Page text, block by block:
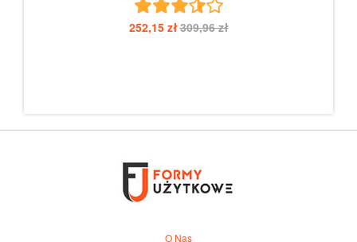
252,15 zł309,96 zł
O Nas